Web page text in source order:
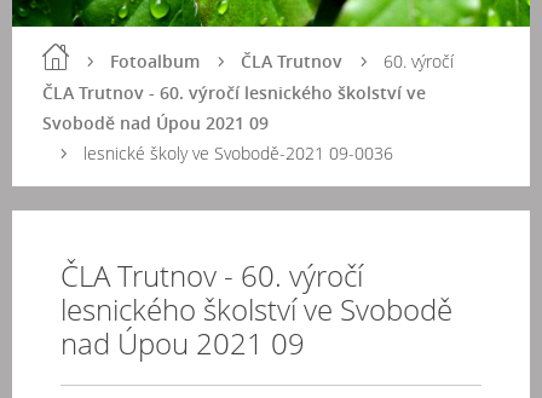
Fotoalbum
ČLA Trutnov
ČLA Trutnov - 60. výročí lesnického školství ve
Svobodě nad Úpou 2021 09
60. výročí
lesnické školy ve Svobodě-2021 09-0036
ČLA Trutnov - 60. výročí
lesnického školství ve Svobodě
nad Úpou 2021 09